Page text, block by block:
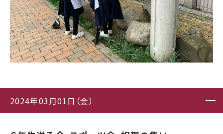
2024年03月01日（金）